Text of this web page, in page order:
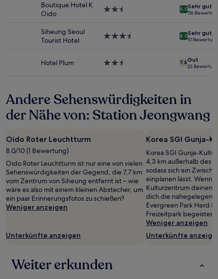
Verfügbarkeiten
Boutique Hotel K
Oido
2.5-
8.0Sehr gut
116
Siheung Seoul
Tourist Hotel
3.5-
8.0Sehr gut
51
Hotel Plum
2.5-
7.8Gut
23
Andere Sehenswürdigkeiten in
der Nähe von: Station Jeongwang
Oido Roter Leuchtturm
8.0/10 (1 Bewertung)
Oido Roter Leuchtturm ist nur eine von vielen
Sehenswürdigkeiten der Gegend, die 7,7 km
vom Zentrum von Siheung entfernt ist – wie
wäre es also mit einem kleinen Abstecher, um
ein paar Erinnerungsfotos zu schießen?
Weniger anzeigen
Unterkünfte anzeigen
Korea SGI Gunja-
Korea SGI Gunja-
4,3 km außerhalb des
sodass sich ein
einplanen lässt. Wenn
Kulturzentrum deinen
dich die
Evergreen Park Herd
Freizeitpark begeistern.
Weniger anzeigen
Unterkünfte
Weiter erkunden